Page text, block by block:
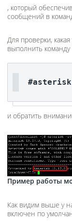
, который
сообщений в
Для проверки,
выполнить команду
и обратить
Пример работы
Как видим выше у
включен по